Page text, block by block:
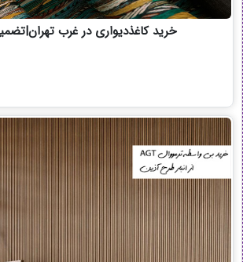
خرید کاغذدیواری در غرب